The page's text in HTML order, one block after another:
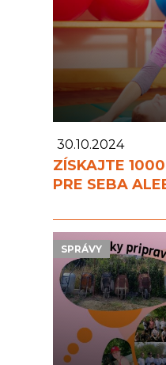
30.10.2024
ZÍSKAJTE
PRE SEBA
SPRÁVY